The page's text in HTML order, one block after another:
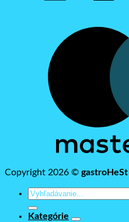
Copyright 2026 © gastroHeSt
Hľadať:
Kategórie